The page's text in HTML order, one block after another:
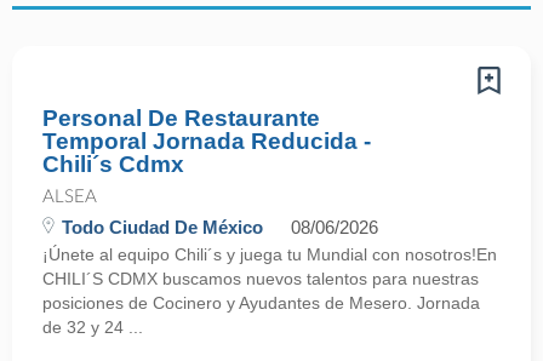
Personal De Restaurante
Temporal Jornada Reducida -
Chili´s Cdmx
ALSEA
Todo Ciudad De México 08/06/2026
¡Únete al equipo Chili´s y juega tu Mundial con nosotros!En
CHILI´S CDMX buscamos nuevos talentos para nuestras
posiciones de Cocinero y Ayudantes de Mesero. Jornada
de 32 y 24 ...